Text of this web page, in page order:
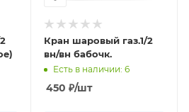
Кран шаровый газ.1/2
вн/вн бабочк.
Есть в наличии: 6
450 ₽/шт